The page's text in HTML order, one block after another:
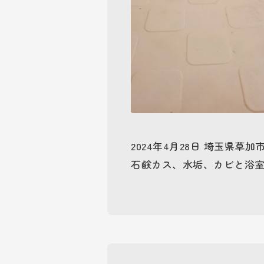
2024年4月28日 埼玉県草加
石鹸カス、水垢、カビと浴